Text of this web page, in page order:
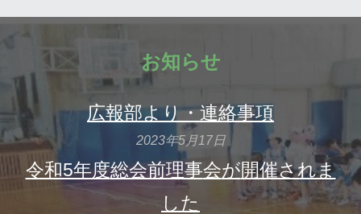
お知らせ
広報部より・連絡事項
2023年5月1 7日
令和5年度総会前理事会が開催されま
した